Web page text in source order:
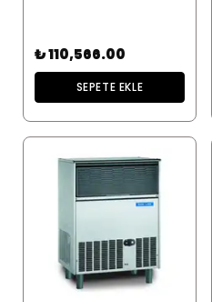
₺ 110,566.00
SEPETE EKLE